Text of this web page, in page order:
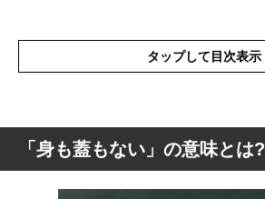
タップして目次表示
「身も蓋もない」の意味とは?
「身も蓋もない」の意味とは?